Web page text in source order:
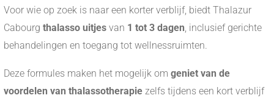
Voor wie op zoek is naar een korter verblijf, biedt Thalazur
Cabourg thalasso uitjes van 1 tot 3 dagen, inclusief gerichte
behandelingen en toegang tot wellnessruimten.
Deze formules maken het mogelijk om geniet van de
voordelen van thalassotherapie zelfs tijdens een kort verblijf